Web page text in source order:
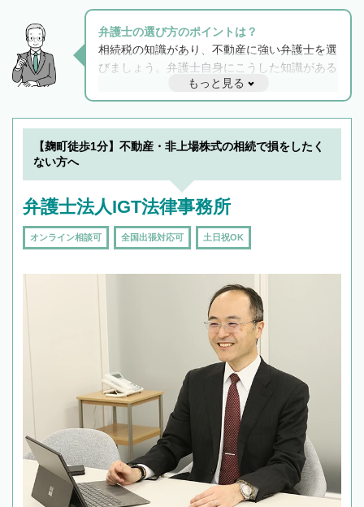
弁護士の選び方のポイントは？
相続税の知識があり、不動産に強い弁護士を選
びましょう。弁護士自身にこうした知識がある
と他士業との連携もスムーズに進み、トラブル
解決のみならず相続をトータルで任せることが
できます。また、相続は感情がからむ分野なの
でフィーリングも重要です。実際に電話や面談
で複数の弁護士と会話をしてウマが合う方に依
もっと見る
【麹町徒歩1分】不動産・非上場株式の相続で損をしたく
ない方へ
弁護士法人IGT法律事務所
オンライン相談可 全国出張対応可 土日祝OK